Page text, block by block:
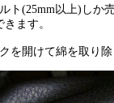
(25mm以上)しか
ます。
開けて綿を取り